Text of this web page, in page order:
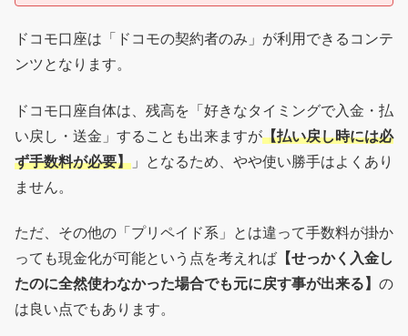
ドコモ口座は「ドコモの契約者のみ」が利用できるコンテ
ンツとなります。
ドコモ口座自体は、残高を「好きなタイミングで入金・払
い戻し・送金」することも出来ますが【払い戻し時には必
ず手数料が必要】 」となるため、やや使い勝手はよくあり
ません。
ただ、その他の「プリペイド系」とは違って手数料が掛か
っても現金化が可能という点を考えれば 【せっかく入金し
たのに全然使わなかった場合でも元に戻す事が出来る】 の
は良い点でもあります。